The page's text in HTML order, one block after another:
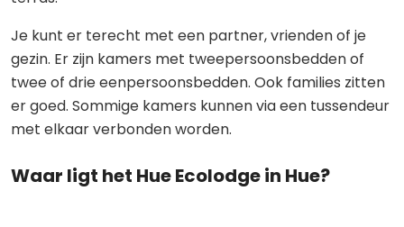
Je kunt er terecht met een partner, vrienden of je
gezin. Er zijn kamers met tweepersoonsbedden of
twee of drie eenpersoonsbedden. Ook families zitten
er goed. Sommige kamers kunnen via een tussendeur
met elkaar verbonden worden.
Waar ligt het Hue Ecolodge in Hue?